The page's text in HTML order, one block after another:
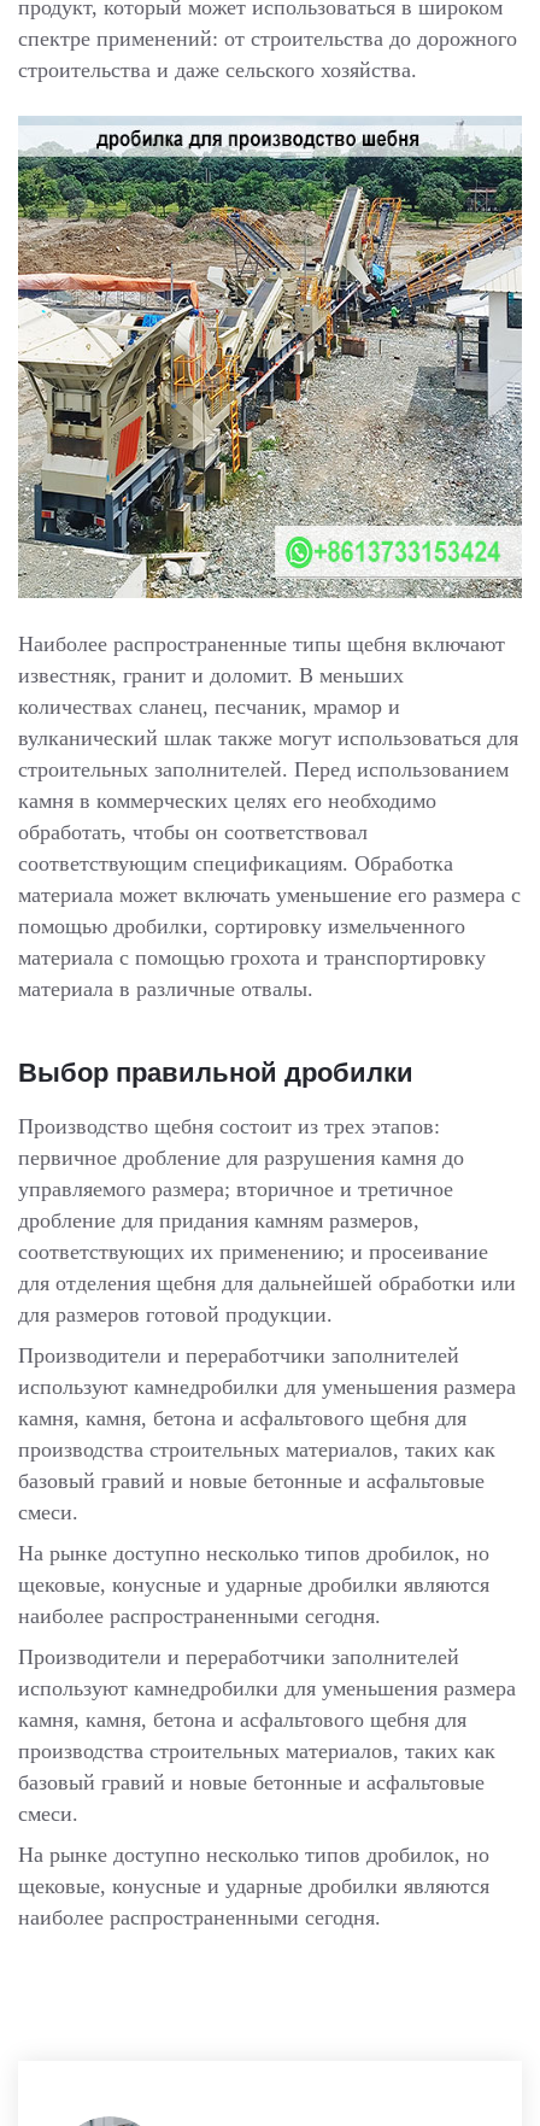
продукт, который может использоваться в широком
спектре применений: от строительства до дорожного
строительства и даже сельского хозяйства.
Наиболее распространенные типы щебня включают
известняк, гранит и доломит. В меньших
количествах сланец, песчаник, мрамор и
вулканический шлак также могут использоваться для
строительных заполнителей. Перед использованием
камня в коммерческих целях его необходимо
обработать, чтобы он соответствовал
соответствующим спецификациям. Обработка
материала может включать уменьшение его размера с
помощью дробилки, сортировку измельченного
материала с помощью грохота и транспортировку
материала в различные отвалы.
Выбор правильной дробилки
Производство щебня состоит из трех этапов:
первичное дробление для разрушения камня до
управляемого размера; вторичное и третичное
дробление для придания камням размеров,
соответствующих их применению; и просеивание
для отделения щебня для дальнейшей обработки или
для размеров готовой продукции.
Производители и переработчики заполнителей
используют камнедробилки для уменьшения размера
камня, камня, бетона и асфальтового щебня для
производства строительных материалов, таких как
базовый гравий и новые бетонные и асфальтовые
смеси.
На рынке доступно несколько типов дробилок, но
щековые, конусные и ударные дробилки являются
наиболее распространенными сегодня.
Производители и переработчики заполнителей
используют камнедробилки для уменьшения размера
камня, камня, бетона и асфальтового щебня для
производства строительных материалов, таких как
базовый гравий и новые бетонные и асфальтовые
смеси.
На рынке доступно несколько типов дробилок, но
щековые, конусные и ударные дробилки являются
наиболее распространенными сегодня.